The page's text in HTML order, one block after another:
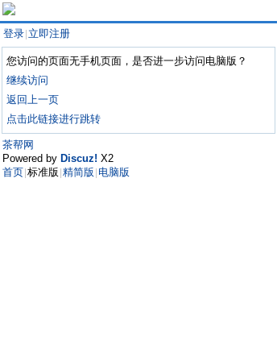
登录 立即注册
您访问的页面无手机页面，是否进一步访问电脑版？
继续访问
返回上一页
点击此链接进行跳转
茶帮网
Powered by Discuz! X2
首页 标准版 精简版 电脑版